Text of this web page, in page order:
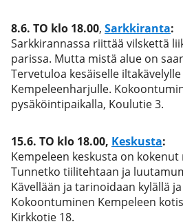
8.6. TO klo 18.00, Sarkkiranta:
Sarkkirannassa riittää vilskettä
parissa. Mutta mistä alue on
Tervetuloa kesäiselle
Kempeleenharjulle.
pysäköintipaikalla, Koulutie 3.
15.6. TO klo 18.00, Keskusta:
Kempeleen keskusta on
Tunnetko tiilitehtaan ja
Kävellään ja tarinoidaan kylällä
Kokoontuminen Kempeleen
Kirkkotie 18.